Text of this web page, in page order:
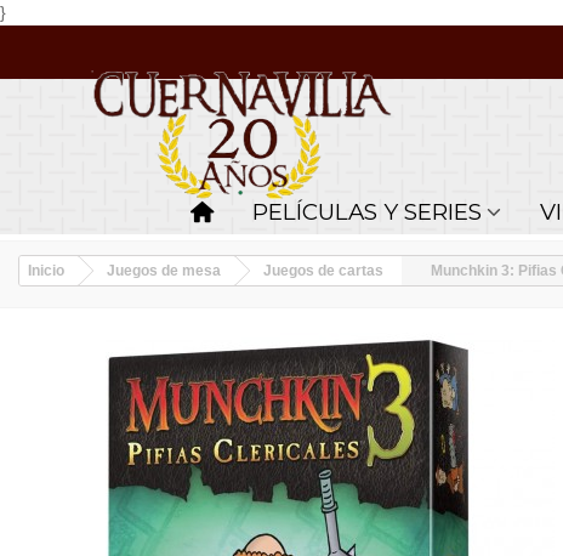
}
PELÍCULAS Y SERIES
Inicio Juegos de mesa Juegos de cartas Munchkin 3: Pifias